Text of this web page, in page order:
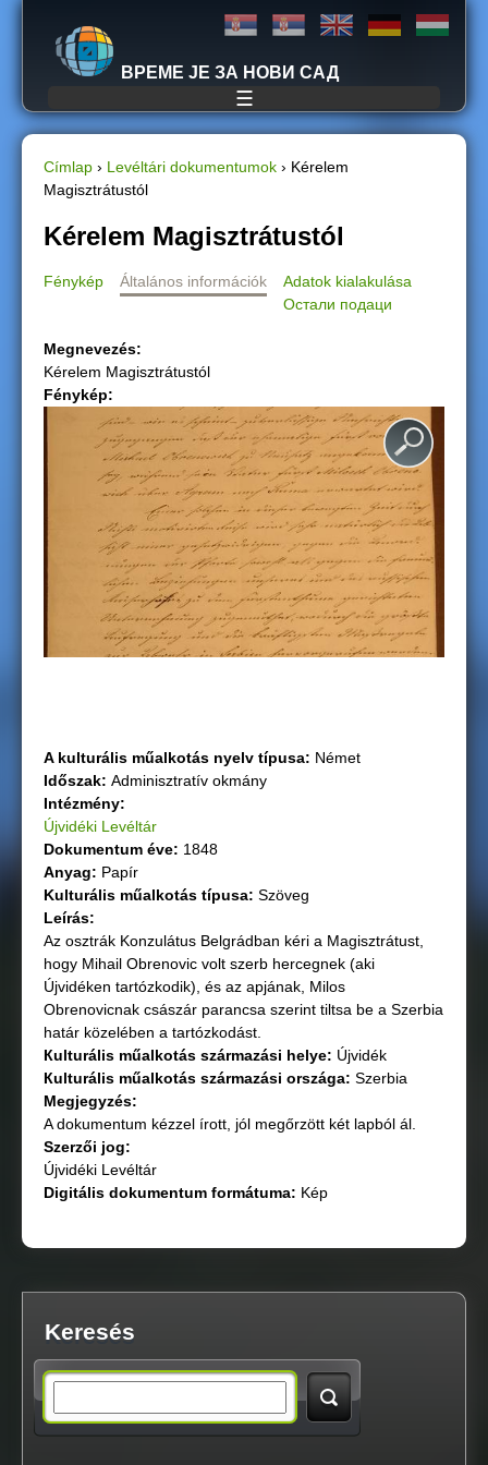
Jump to navigation
ВРЕМЕ ЈЕ ЗА НОВИ САД
☰
J
e
l
e
n
e
y
Címlap › Levéltári dokumentumok › Kérelem
Magisztrátustól
Kérelem Magisztrátustól
Fénykép Általános információk
Adatok kialakulása
Остали подаци
Megnevezés:
Kérelem Magisztrátustól
Fénykép:
A kulturális műalkotás nyelv típusa: Német
Időszak: Adminisztratív okmány
Intézmény:
Újvidéki Levéltár
Dokumentum éve: 1848
Anyag: Papír
Kulturális műalkotás típusa: Szöveg
Leírás:
Az osztrák Konzulátus Belgrádban kéri a Magisztrátust,
hogy Mihail Obrenovic volt szerb hercegnek (aki
Újvidéken tartózkodik), és az apjának, Milos
Obrenovicnak császár parancsa szerint tiltsa be a Szerbia
határ közelében a tartózkodást.
Кulturális műalkotás származási helye: Újvidék
Кulturális műalkotás származási országа: Szerbia
Megjegyzés:
A dokumentum kézzel írott, jól megőrzött két lapból ál.
Szerzői jog:
Újvidéki Levéltár
Digitális dokumentum formátuma: Kép
Keresés